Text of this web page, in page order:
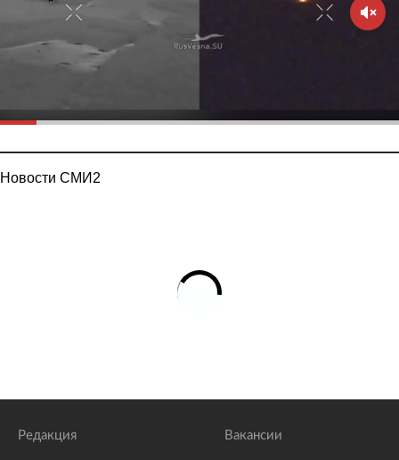
Новости СМИ2
Редакция Вакансии